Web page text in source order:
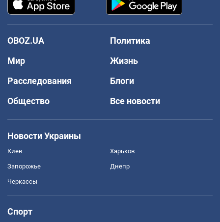
OBOZ.UA
Политика
Мир
Жизнь
Расследования
Блоги
Общество
Все новости
Новости Украины
Киев Харьков
Запорожье Днепр
Черкассы
Спорт